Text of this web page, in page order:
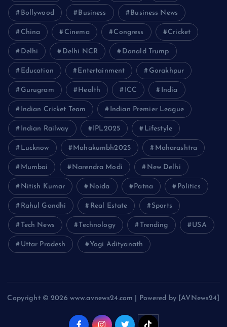
Bollywood Business Business News
China Cinema Congress Cricket
Delhi Delhi NCR Donald Trump
Education Entertainment Gorakhpur
Gurugram Health ICC India
Indian Cricket Team Indian Premier League
Indian Railway IPL2025 Lifestyle
Lucknow Mahakumbh2025 Maharashtra
Mumbai Narendra Modi New Delhi
Nitish Kumar Noida Patna Politics
Rahul Gandhi Real Estate Sports
Tech News Technology Trending USA
Uttar Pradesh Yogi Adityanath
Copyright © 2026 www.avnews24.com | Powered by [AVNews24]